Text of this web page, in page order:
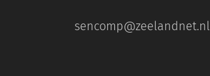
sencomp@zeelandnet.nl